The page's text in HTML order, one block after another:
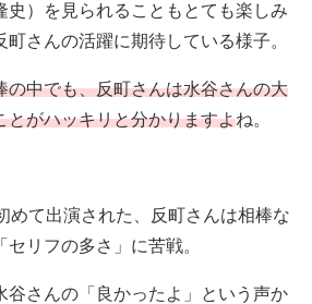
史）を見られることもとても楽しみ
さんの活躍に期待している様子。
の中でも、反町さんは水谷さんの大
とがハッキリと分かりますよね。
めて出演された、反町さんは相棒な
リフの多さ」に苦戦。
谷さんの「良かったよ」という声か